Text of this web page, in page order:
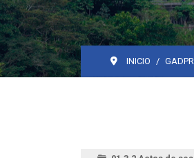
INICIO